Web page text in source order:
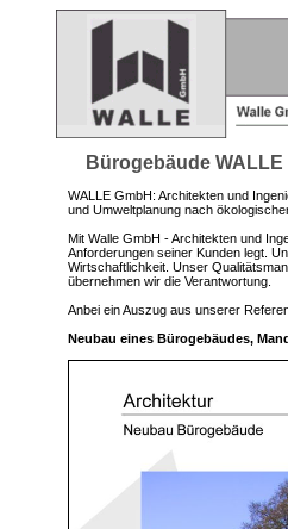
Bürogebäude
WALLE GmbH: Architekten und
und Umweltplanung nach
Mit Walle GmbH - Architekten und
Anforderungen seiner Kunden legt.
Wirtschaftlichkeit. Unser
übernehmen wir die Verantwortung.
Anbei ein Auszug aus unserer
Neubau eines Bürogebäudes,